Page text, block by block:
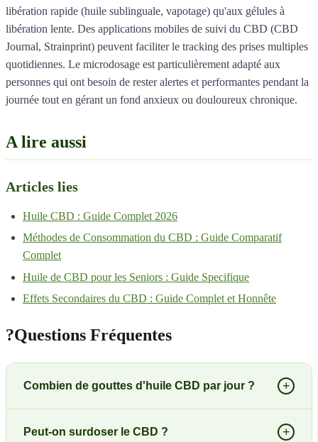
libération rapide (huile sublinguale, vapotage) qu'aux gélules à
libération lente. Des applications mobiles de suivi du CBD (CBD
Journal, Strainprint) peuvent faciliter le tracking des prises multiples
quotidiennes. Le microdosage est particulièrement adapté aux
personnes qui ont besoin de rester alertes et performantes pendant la
journée tout en gérant un fond anxieux ou douloureux chronique.
A lire aussi
Articles lies
Huile CBD : Guide Complet 2026
Méthodes de Consommation du CBD : Guide Comparatif
Complet
Huile de CBD pour les Seniors : Guide Specifique
Effets Secondaires du CBD : Guide Complet et Honnête
?Questions Fréquentes
Combien de gouttes d'huile CBD par jour ? +
Peut-on surdoser le CBD ? +